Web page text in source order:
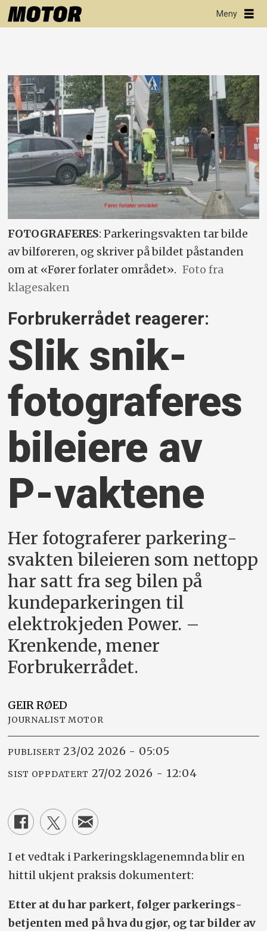
FOTOGRAFERES: Parkeringsvakten tar bilde
av bilføreren, og skriver på bildet påstanden
om at «Fører forlater området». Foto fra
klagesaken
Forbrukerrådet reagerer:
Slik snik­
fotograferes
bileiere av
P-vaktene
Her fotograferer parkering­
svakten bileieren som nettopp
har satt fra seg bilen på
kunde­parkeringen til
elektrokjeden Power. –
Krenkende, mener
Forbrukerrådet.
GEIR RØED
JOURNALIST MOTOR
PUBLISERT 23/02 2026 - 05:05
SIST OPPDATERT 27/02 2026 - 12:04
I et vedtak i Parkeringsklagenemnda blir en
hittil ukjent praksis dokumentert:
Etter at du har parkert, følger parkerings­
betjenten med på hva du gjør, og tar bilder av